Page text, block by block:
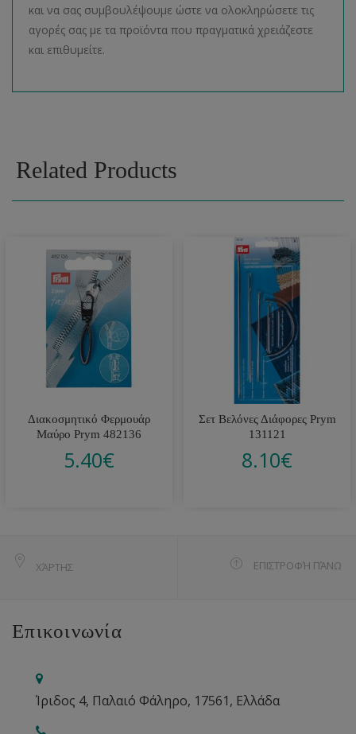
και να σας συμβουλέψουμε ώστε να ολοκληρώσετε τις
αγορές σας με τα προϊόντα που πραγματικά χρειάζεστε
και επιθυμείτε.
Related Products
Διακοσμητικό Φερμουάρ
Μαύρο Prym 482136
5.40€
Σετ Βελόνες Διάφορες Prym
131121
8.10€
ΧΆΡΤΗΣ ΕΠΙΣΤΡΟΦΉ ΠΆΝΩ
Επικοινωνία
Ίριδος 4, Παλαιό Φάληρο, 17561, Ελλάδα